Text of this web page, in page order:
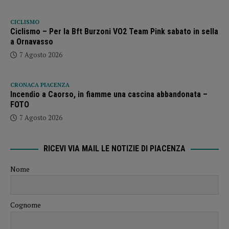
CICLISMO
Ciclismo – Per la Bft Burzoni VO2 Team Pink sabato in sella
a Ornavasso
7 Agosto 2026
CRONACA PIACENZA
Incendio a Caorso, in fiamme una cascina abbandonata –
FOTO
7 Agosto 2026
RICEVI VIA MAIL LE NOTIZIE DI PIACENZA
Nome
Cognome